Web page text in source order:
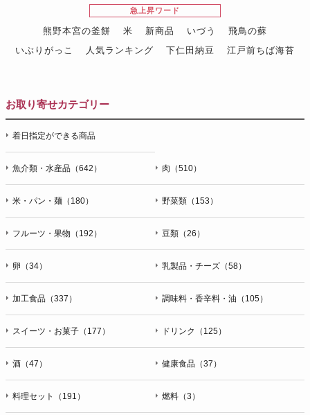
急上昇ワード
熊野本宮の釜餅 米 新商品 いづう
飛鳥の蘇
いぶりがっこ
人気ランキング 下仁田納豆
江戸前ちば海苔
お取り寄せカテゴリー
着日指定ができる商品
魚介類・水産品（642） 肉（510）
米・パン・麺（180） 野菜類（153）
フルーツ・果物（192） 豆類（26）
卵（34） 乳製品・チーズ（58）
加工食品（337） 調味料・香辛料・油（105）
スイーツ・お菓子（177） ドリンク（125）
酒（47） 健康食品（37）
料理セット（191） 燃料（3）